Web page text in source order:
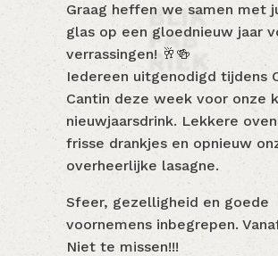
Graag heffen we samen met
glas op een gloednieuw jaar
verrassingen! 🥂🍻
Iedereen uitgenodigd tijdens
Cantin deze week voor onze
nieuwjaarsdrink. Lekkere
frisse drankjes en opnieuw
overheerlijke lasagne.
Sfeer, gezelligheid en goede
voornemens inbegrepen.
Niet te missen!!!